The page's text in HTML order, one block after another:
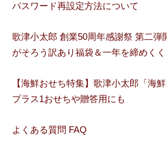
パスワード再設定方法について
歌津小太郎 創業50周年感謝祭 第二弾
がそろう訳あり福袋＆一年を締めく
【海鮮おせち特集】歌津小太郎「海
プラス1おせちや贈答用にも
よくある質問 FAQ